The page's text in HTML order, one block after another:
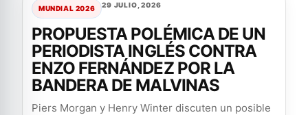
MUNDIAL 2026 29 JULIO, 2026
PROPUESTA POLÉMICA DE UN
PERIODISTA INGLÉS CONTRA
ENZO FERNÁNDEZ POR LA
BANDERA DE MALVINAS
Piers Morgan y Henry Winter discuten un posible